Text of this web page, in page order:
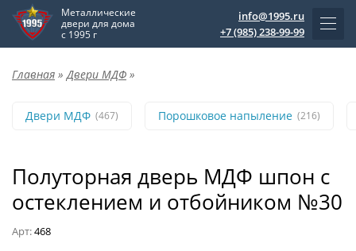
Металлические
двери для дома
с 1995 г
info@1995.ru
+7 (985) 238-99-99
Главная » Двери МДФ »
Двери МДФ (467) Порошковое напыление (216)
Полуторная дверь МДФ шпон с
остеклением и отбойником №30
Арт:468